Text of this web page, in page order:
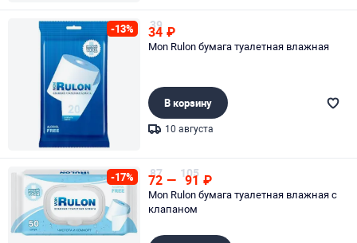
-13% 39
34 ₽
Mon Rulon бумага туалетная влажная
В корзину
10 августа
-17% 87
72 — 105
91 ₽
Mon Rulon бумага туалетная влажная с
клапаном